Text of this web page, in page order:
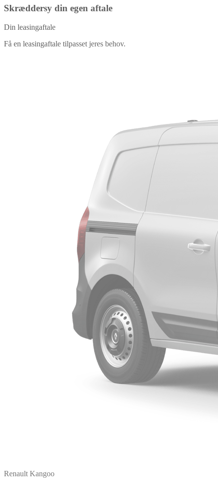
Skræddersy din egen aftale
Din leasingaftale
Få en leasingaftale tilpasset jeres behov.
Renault Kangoo